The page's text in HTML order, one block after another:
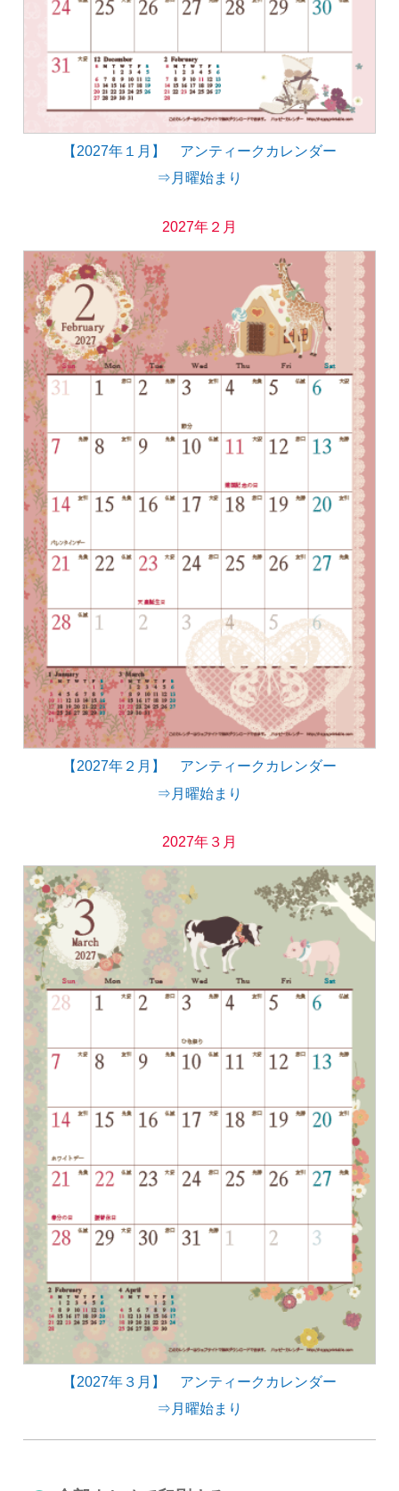
【2027年１月】 アンティークカレンダー
⇒月曜始まり
2027年２月
【2027年２月】 アンティークカレンダー
⇒月曜始まり
2027年３月
【2027年３月】 アンティークカレンダー
⇒月曜始まり